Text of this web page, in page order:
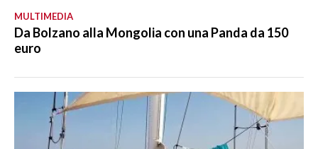
MULTIMEDIA
Da Bolzano alla Mongolia con una Panda da 150
euro